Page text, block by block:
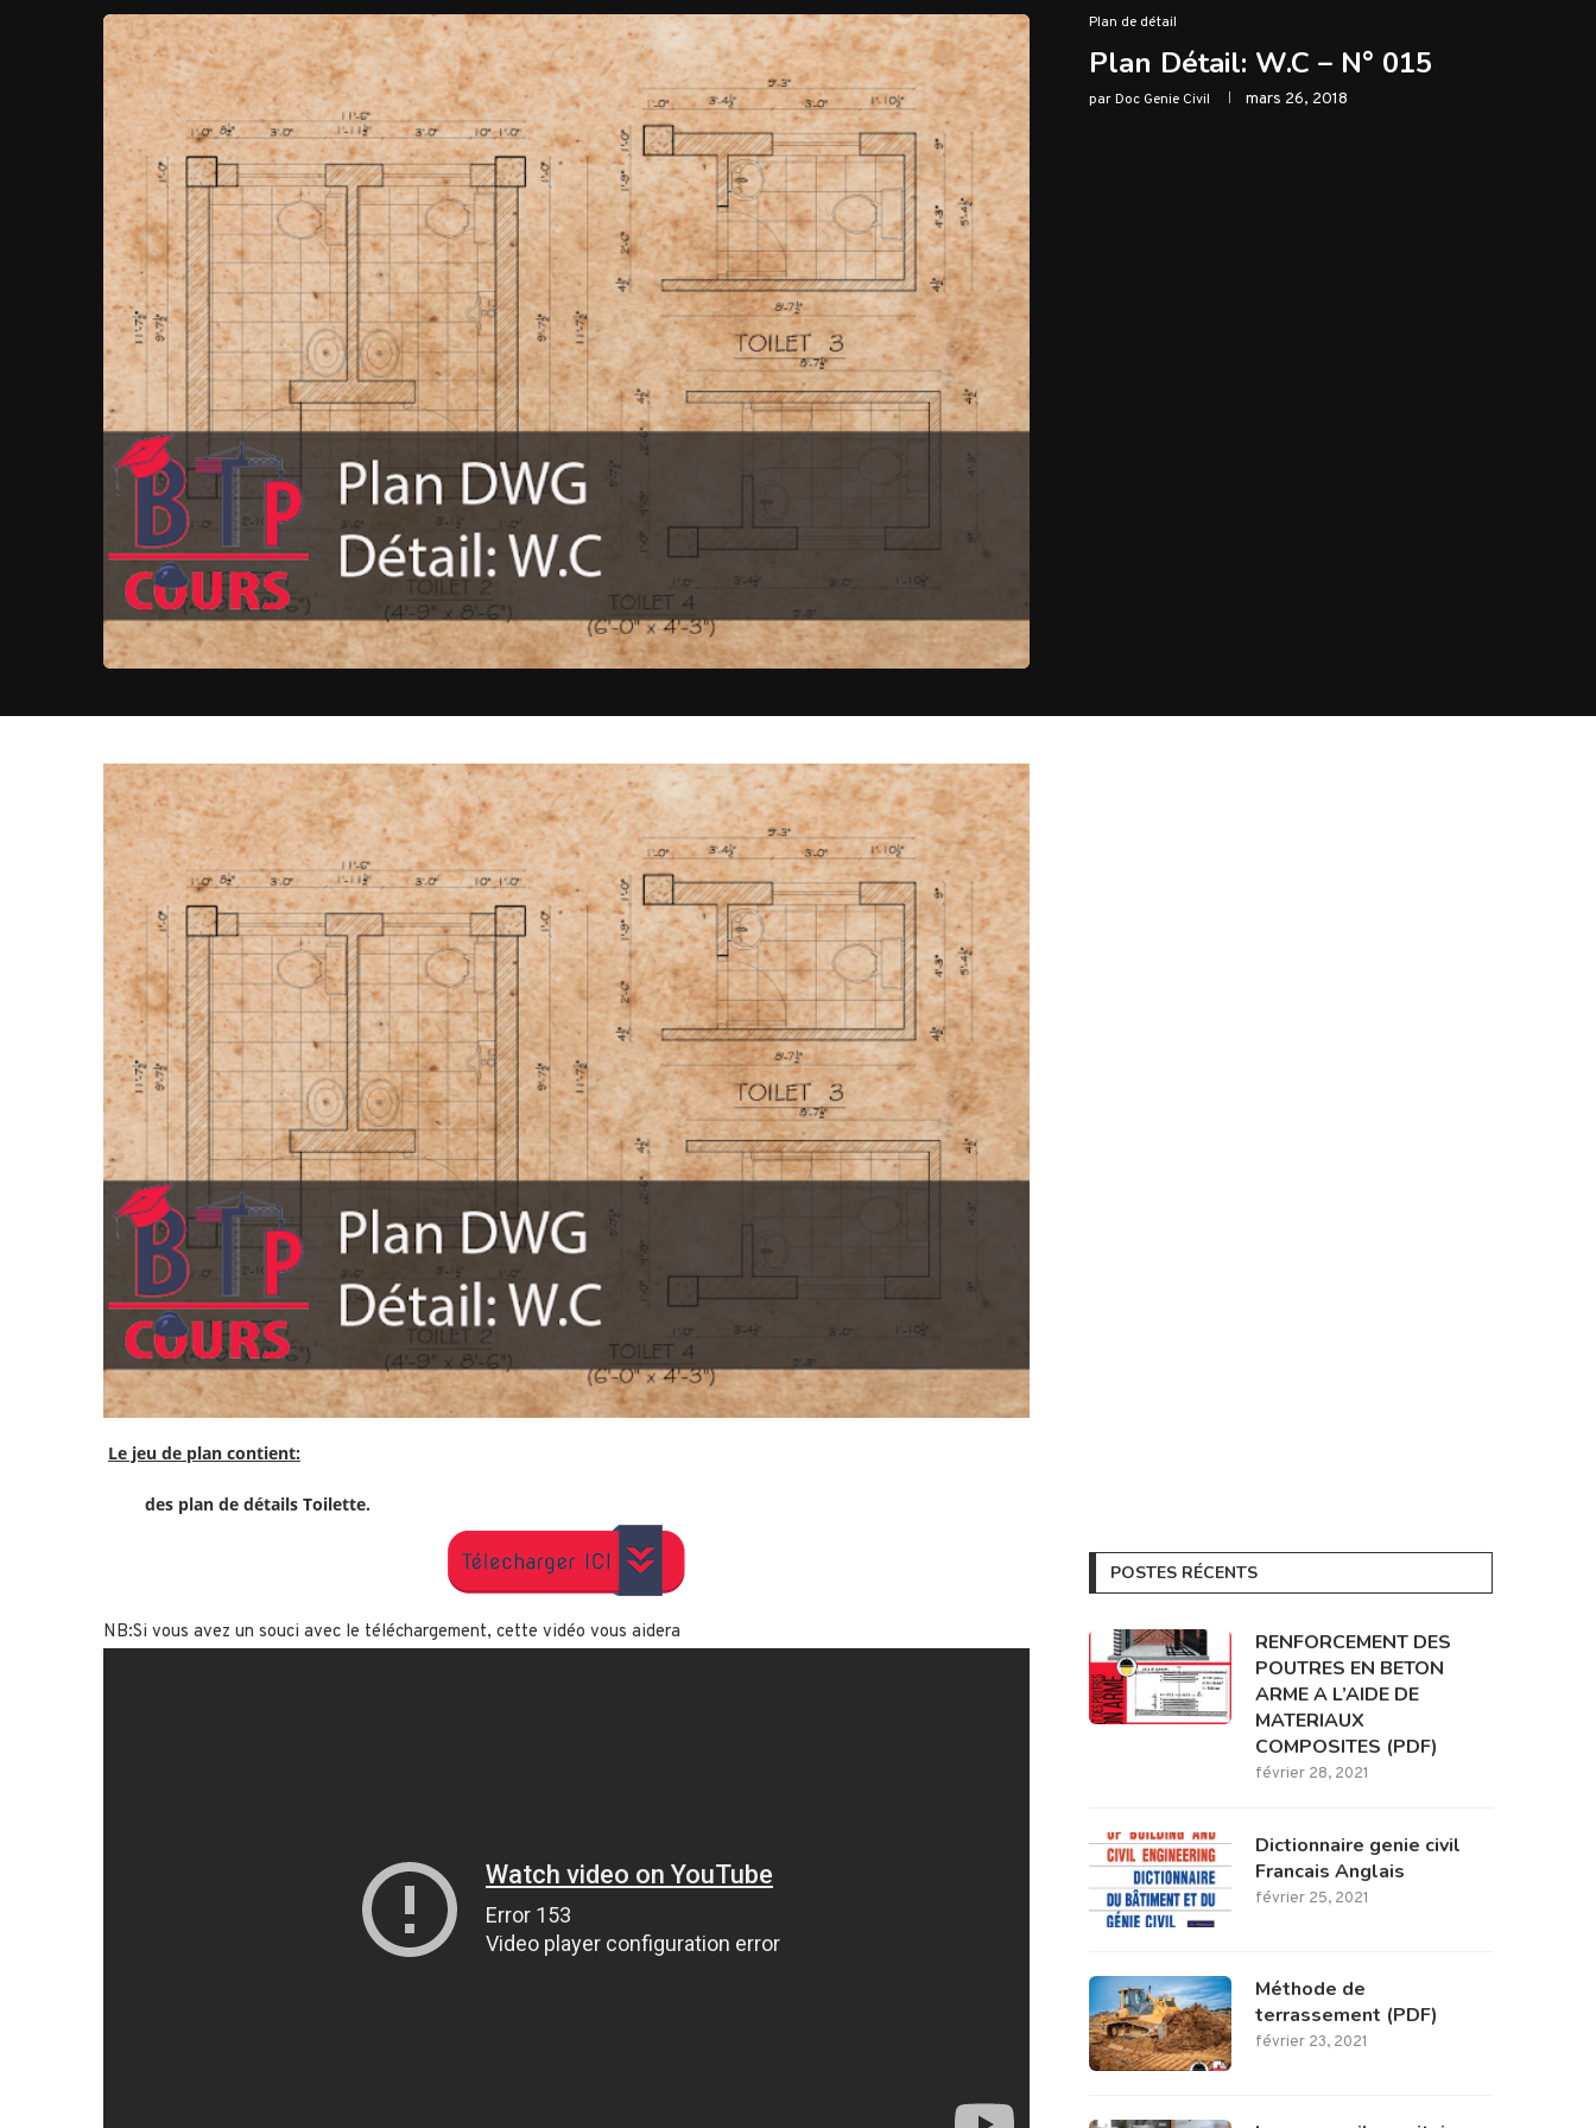
Plan de détail
Plan Détail: W.C – N° 015
parDoc Genie Civil mars 26, 2018
Le jeu de plan contient:
des plan de détails Toilette.
NB:Si vous avez un souci avec le téléchargement, cette vidéo vous aidera
POSTES RÉCENTS
RENFORCEMENT DES
POUTRES EN BETON
ARME A L’AIDE DE
MATERIAUX
COMPOSITES (PDF)
février 28, 2021
Dictionnaire genie civil
Francais Anglais
février 25, 2021
Méthode de
terrassement (PDF)
février 23, 2021